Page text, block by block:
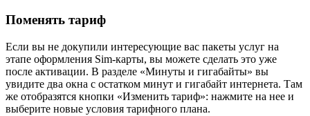
Поменять тариф
Если вы не докупили интересующие вас пакеты услуг на
этапе оформления Sim-карты, вы можете сделать это уже
после активации. В разделе «Минуты и гигабайты» вы
увидите два окна с остатком минут и гигабайт интернета. Там
же отобразятся кнопки «Изменить тариф»: нажмите на нее и
выберите новые условия тарифного плана.